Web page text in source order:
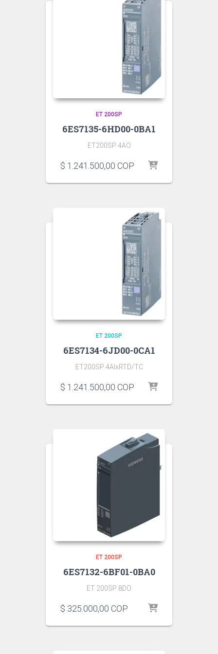
ET 200SP
6ES7135-6HD00-0BA1
ET200SP 4AO
$ 1.241.500,00 COP
ET 200SP
6ES7134-6JD00-0CA1
ET200SP 4AIxRTD/TC
$ 1.241.500,00 COP
ET 200SP
6ES7132-6BF01-0BA0
ET 200SP 8DO
$ 325.000,00 COP